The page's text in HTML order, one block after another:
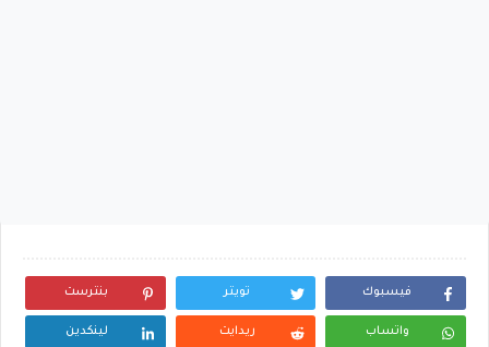
فيسبوك تويتر بنترست
واتساب ريدايت لينكدين